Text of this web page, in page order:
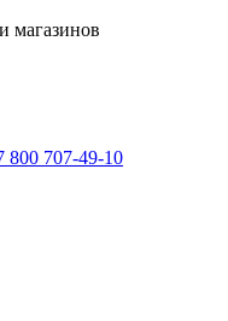
магазинов
800 707-49-10